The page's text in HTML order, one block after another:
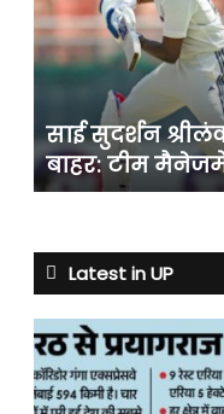
टेस्ट
सीरीज
से
मैनेजमेंट
की
बढ़ी
साई सुदर्शन
बाहर: टीम
Latest in UP